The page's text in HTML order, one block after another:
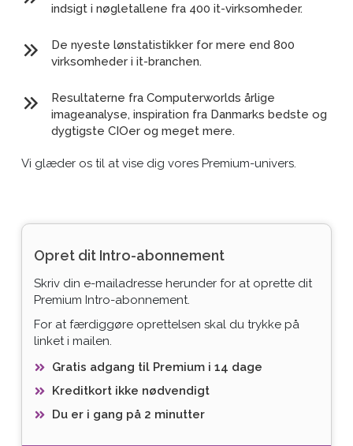
indsigt i nøgletallene fra 400 it-virksomheder.
De nyeste lønstatistikker for mere end 800
virksomheder i it-branchen.
Resultaterne fra Computerworlds årlige
imageanalyse, inspiration fra Danmarks bedste og
dygtigste CIOer og meget mere.
Vi glæder os til at vise dig vores Premium-univers.
Opret dit Intro-abonnement
Skriv din e-mailadresse herunder for at oprette dit
Premium Intro-abonnement.
For at færdiggøre oprettelsen skal du trykke på
linket i mailen.
Gratis adgang til Premium i 14 dage
Kreditkort ikke nødvendigt
Du er i gang på 2 minutter